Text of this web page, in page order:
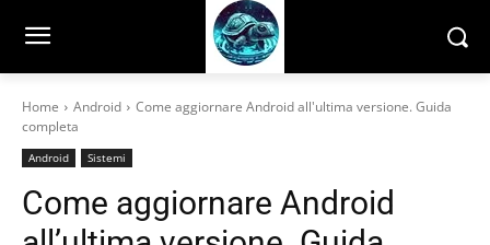
Home Android
Come aggiornare Android all'ultima versione. Guida
completa
Android Sistemi
Come aggiornare Android